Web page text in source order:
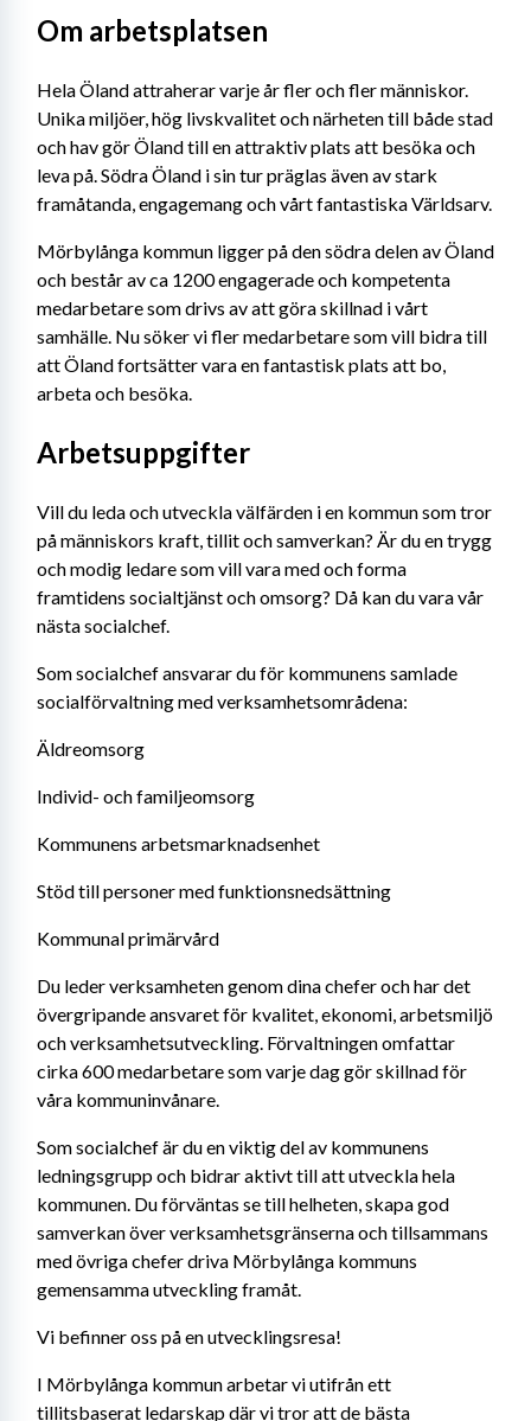
Om arbetsplatsen
Hela Öland attraherar varje år fler och fler människor.
Unika miljöer, hög livskvalitet och närheten till både stad
och hav gör Öland till en attraktiv plats att besöka och
leva på. Södra Öland i sin tur präglas även av stark
framåtanda, engagemang och vårt fantastiska Världsarv.
Mörbylånga kommun ligger på den södra delen av Öland
och består av ca 1200 engagerade och kompetenta
medarbetare som drivs av att göra skillnad i vårt
samhälle. Nu söker vi fler medarbetare som vill bidra till
att Öland fortsätter vara en fantastisk plats att bo,
arbeta och besöka.
Arbetsuppgifter
Vill du leda och utveckla välfärden i en kommun som tror
på människors kraft, tillit och samverkan? Är du en trygg
och modig ledare som vill vara med och forma
framtidens socialtjänst och omsorg? Då kan du vara vår
nästa socialchef.
Som socialchef ansvarar du för kommunens samlade
socialförvaltning med verksamhetsområdena:
Äldreomsorg
Individ- och familjeomsorg
Kommunens arbetsmarknadsenhet
Stöd till personer med funktionsnedsättning
Kommunal primärvård
Du leder verksamheten genom dina chefer och har det
övergripande ansvaret för kvalitet, ekonomi, arbetsmiljö
och verksamhetsutveckling. Förvaltningen omfattar
cirka 600 medarbetare som varje dag gör skillnad för
våra kommuninvånare.
Som socialchef är du en viktig del av kommunens
ledningsgrupp och bidrar aktivt till att utveckla hela
kommunen. Du förväntas se till helheten, skapa god
samverkan över verksamhetsgränserna och tillsammans
med övriga chefer driva Mörbylånga kommuns
gemensamma utveckling framåt.
Vi befinner oss på en utvecklingsresa!
I Mörbylånga kommun arbetar vi utifrån ett
tillitsbaserat ledarskap där vi tror att de bästa